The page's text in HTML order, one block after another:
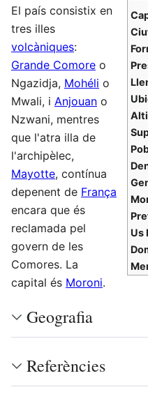
Us
El país consistix en
tres illes
volcàniques:
Grande Comore o
Ngazidja, Mohéli o
Mwali, i Anjouan o
Nzwani, mentres
que l'atra illa de
l'archipèlec,
Mayotte, contínua
depenent de França
encara que és
reclamada pel
govern de les
Comores. La
capital és Moroni.
Geografia
Referències